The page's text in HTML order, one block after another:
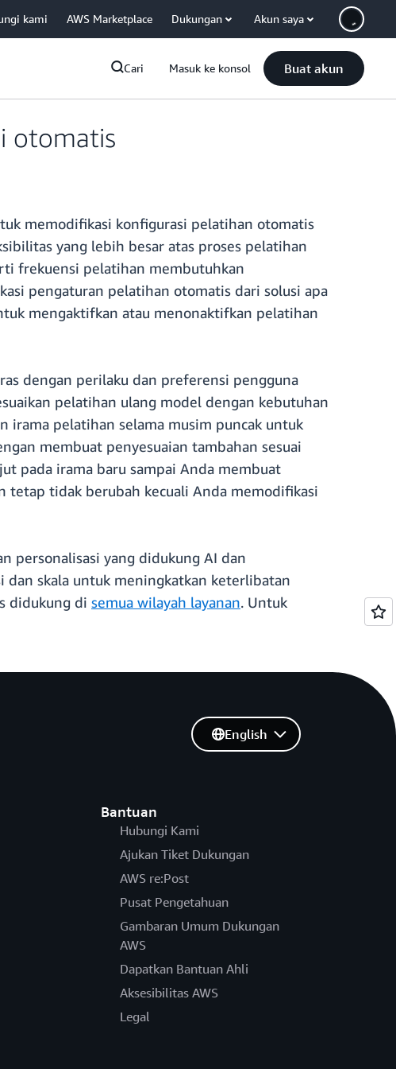
kami AWS Marketplace Dukungan Akun saya
Cari Masuk ke konsol Buat akun
otomatis
memodifikasi konfigurasi pelatihan otomatis
yang lebih besar atas proses pelatihan
frekuensi pelatihan membutuhkan
pengaturan pelatihan otomatis dari solusi apa
mengaktifkan atau menonaktifkan pelatihan
dengan perilaku dan preferensi pengguna
pelatihan ulang model dengan kebutuhan
irama pelatihan selama musim puncak untuk
membuat penyesuaian tambahan sesuai
pada irama baru sampai Anda membuat
tetap tidak berubah kecuali Anda memodifikasi
personalisasi yang didukung AI dan
dan skala untuk meningkatkan keterlibatan
didukung di semua wilayah layanan. Untuk
Bantuan
Hubungi Kami
Ajukan Tiket Dukungan
AWS re:Post
Pusat Pengetahuan
Gambaran Umum Dukungan
AWS
Dapatkan Bantuan Ahli
Aksesibilitas AWS
Legal
English